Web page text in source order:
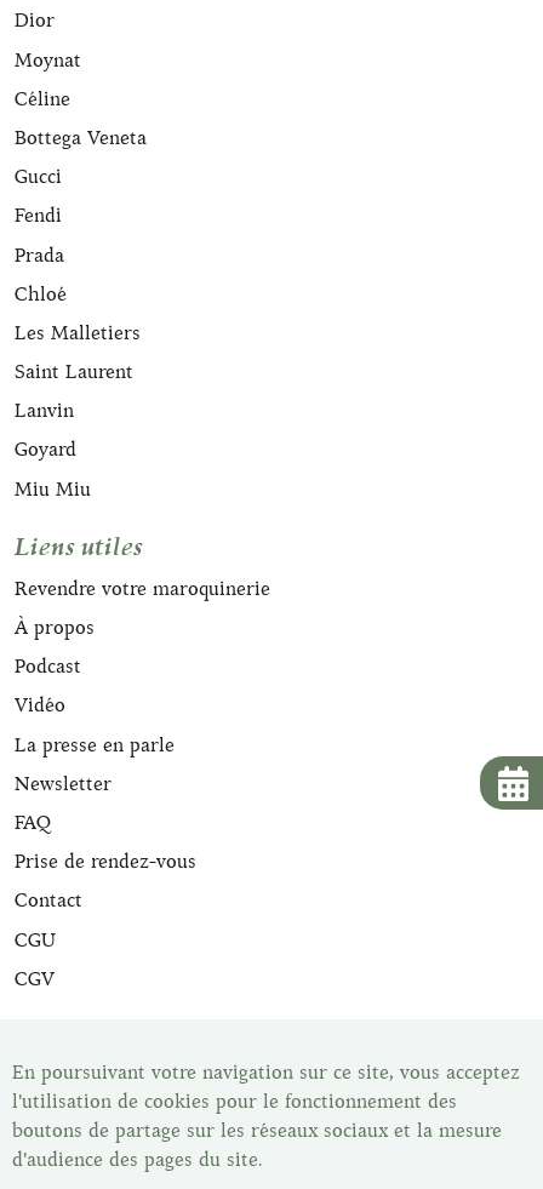
Dior
Moynat
Céline
Bottega Veneta
Gucci
Fendi
Prada
Chloé
Les Malletiers
Saint Laurent
Lanvin
Goyard
Miu Miu
Liens utiles
Revendre votre maroquinerie
À propos
Podcast
Vidéo
La presse en parle
Newsletter
FAQ
Prise de rendez-vous
Contact
CGU
CGV
livrés avec leur certificat d'expertise. Une fois votre article
acheté vous disposez du délai de rétractation légal de 14
jours pour changer d'avis. Vous pouvez retrouver tous nos
articles dans notre show-room, Les Malletiers, sur
rendez-vous.
En poursuivant votre navigation sur ce site, vous acceptez
l'utilisation de cookies pour le fonctionnement des
boutons de partage sur les réseaux sociaux et la mesure
d'audience des pages du site.